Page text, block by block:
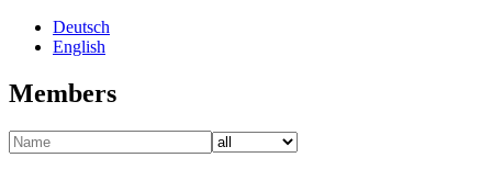
Deutsch
English
Members